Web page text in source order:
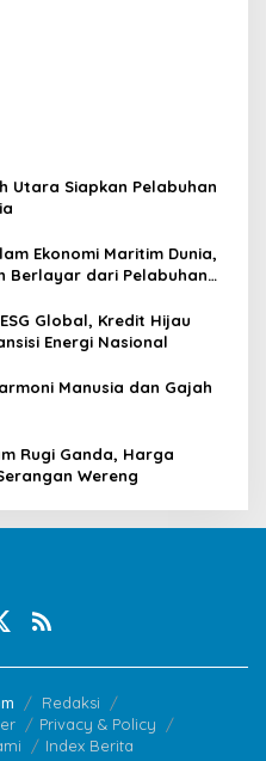
Utara Siapkan Pelabuhan
Ekonomi Maritim Dunia,
Berlayar dari Pelabuhan
Global, Kredit Hijau
Energi Nasional
Manusia dan Gajah
Rugi Ganda, Harga
Wereng
Redaksi
Privacy & Policy
Index Berita